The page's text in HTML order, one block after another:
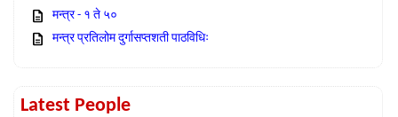
मन्त्र - १ ते ५०
मन्त्र प्रतिलोम दुर्गासप्तशती पाठविधिः
Latest People